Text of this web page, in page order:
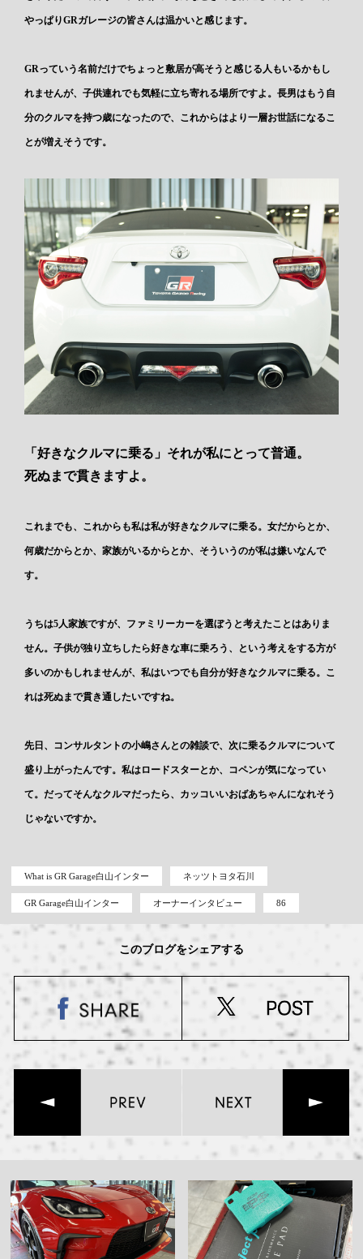
やっぱりGRガレージの皆さんは温かいと感じます。
GRっていう名前だけでちょっと敷居が高そうと感じる人もいるかもし
れませんが、子供連れでも気軽に立ち寄れる場所ですよ。長男はもう自
分のクルマを持つ歳になったので、これからはより一層お世話になるこ
とが増えそうです。
「好きなクルマに乗る」それが私にとって普通。
死ぬまで貫きますよ。
これまでも、これからも私は私が好きなクルマに乗る。女だからとか、
何歳だからとか、家族がいるからとか、そういうのが私は嫌いなんで
す。
うちは5人家族ですが、ファミリーカーを選ぼうと考えたことはありま
せん。子供が独り立ちしたら好きな車に乗ろう、という考えをする方が
多いのかもしれませんが、私はいつでも自分が好きなクルマに乗る。こ
れは死ぬまで貫き通したいですね。
先日、コンサルタントの小嶋さんとの雑談で、次に乗るクルマについて
盛り上がったんです。私はロードスターとか、コペンが気になってい
て。だってそんなクルマだったら、カッコいいおばあちゃんになれそう
じゃないですか。
What is GR Garage白山インター ネッツトヨタ石川
GR Garage白山インター オーナーインタビュー 86
このブログをシェアする